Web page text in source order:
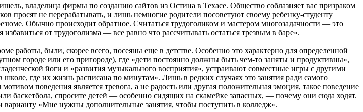
владелица фирмы по созданию сайтов из Остина в Техасе. Общество соблазняет вас призраком
просят не перерабатывать, и лишь немногие родители посоветуют своему ребенку-студенту
Обычно происходит обратное. Считаться трудоголиком и мастером многозадачности — это
от трудоголизма — все равно что рассчитывать остаться трезвым в баре».
работы, были, скорее всего, посеяны еще в детстве. Особенно это характерно для определенной
городе или его пригороде), где «дети постоянно должны быть чем-то заняты и продуктивны»,
йоги и «развития музыкального восприятия», устраивают совместные игры с другими
где их жизнь расписана по минутам». Лишь в редких случаях это занятия ради самого
поведения является тревога, а не радость или другая положительная эмоция, такое поведение
баскетбола, спросите детей — особенно сидящих на скамейке запасных, — почему они сюда ходят.
«Мне нужны дополнительные занятия, чтобы поступить в колледж».